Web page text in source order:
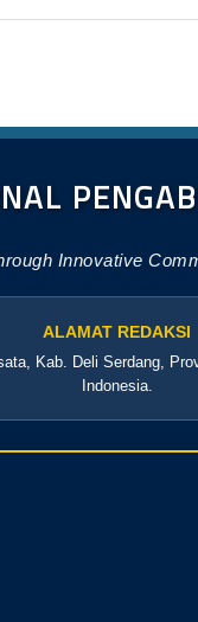
Innovative
ALAMAT REDAKSI
Kab. Deli Serdang,
Indonesia.